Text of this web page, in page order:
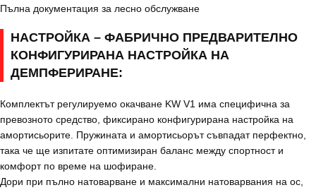
Пълна документация за лесно обслужване
НАСТРОЙКА – ФАБРИЧНО ПРЕДВАРИТЕЛНО
КОНФИГУРИРАНА НАСТРОЙКА НА
ДЕМПФЕРИРАНЕ:
Комплектът регулируемо окачване KW V1 има специфична за
превозното средство, фиксирано конфигурирана настройка на
амортисьорите. Пружината и амортисьорът съвпадат перфектно,
така че ще изпитате оптимизиран баланс между спортност и
комфорт по време на шофиране.
Дори при пълно натоварване и максимални натоварвания на ос,